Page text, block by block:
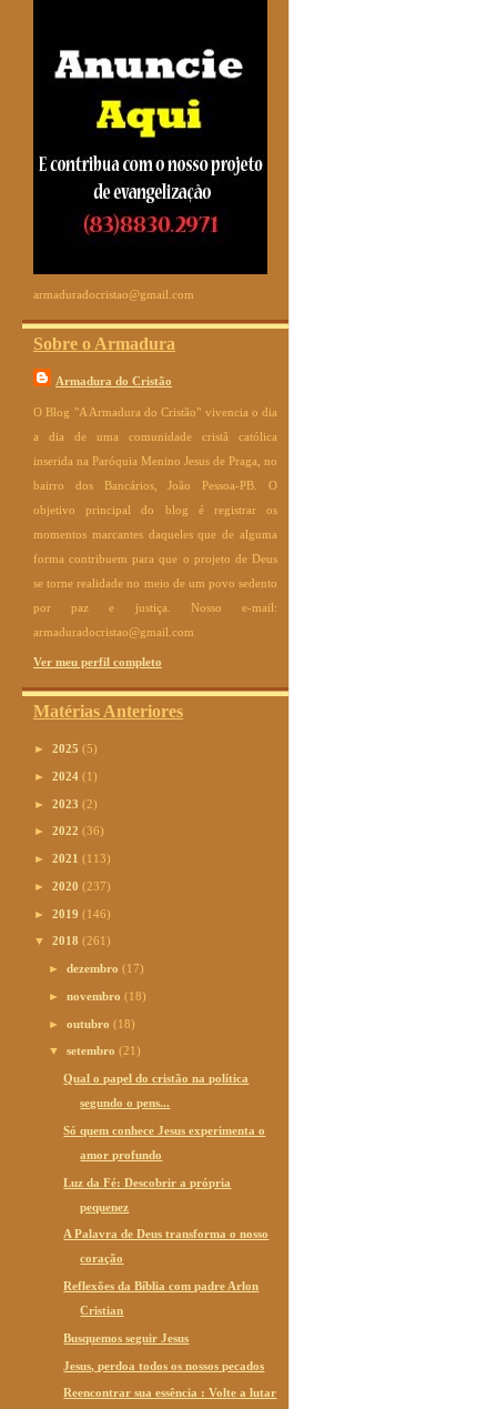
armaduradocristao@gmail.com
Sobre o Armadura
Armadura do Cristão
O Blog "A Armadura do Cristão" vivencia o dia
a dia de uma comunidade cristã católica
inserida na Paróquia Menino Jesus de Praga, no
bairro dos Bancários, João Pessoa-PB. O
objetivo principal do blog é registrar os
momentos marcantes daqueles que de alguma
forma contribuem para que o projeto de Deus
se torne realidade no meio de um povo sedento
por paz e justiça. Nosso e-mail:
armaduradocristao@gmail.com
Ver meu perfil completo
Matérias Anteriores
► 2025 (5)
► 2024 (1)
► 2023 (2)
► 2022 (36)
► 2021 (113)
► 2020 (237)
► 2019 (146)
▼ 2018 (261)
►dezembro(17)
►novembro(18)
►outubro(18)
▼setembro(21)
Qual o papel do cristão na política
segundo o pens...
Só quem conhece Jesus experimenta o
amor profundo
Luz da Fé: Descobrir a própria
pequenez
A Palavra de Deus transforma o nosso
coração
Reflexões da Bíblia com padre Arlon
Cristian
Busquemos seguir Jesus
Jesus, perdoa todos os nossos pecados
Reencontrar sua essência : Volte a lutar